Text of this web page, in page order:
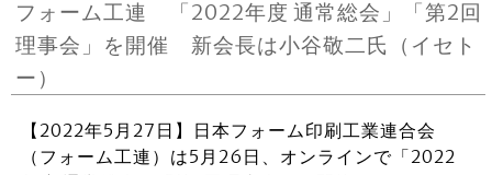
フォーム工連 「2022年度 通常総会」「第2回
理事会」を開催 新会長は小谷敬二氏（イセト
ー）
【2022年5月27日】日本フォーム印刷工業連合会
（フォーム工連）は5月26日、オンラインで「2022